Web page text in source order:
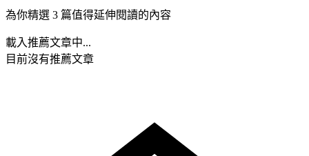
為你精選 3 篇值得延伸閱讀的內容
載入推薦文章中...
目前沒有推薦文章